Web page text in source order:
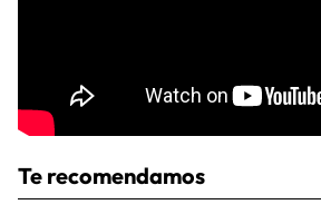
Te recomendamos